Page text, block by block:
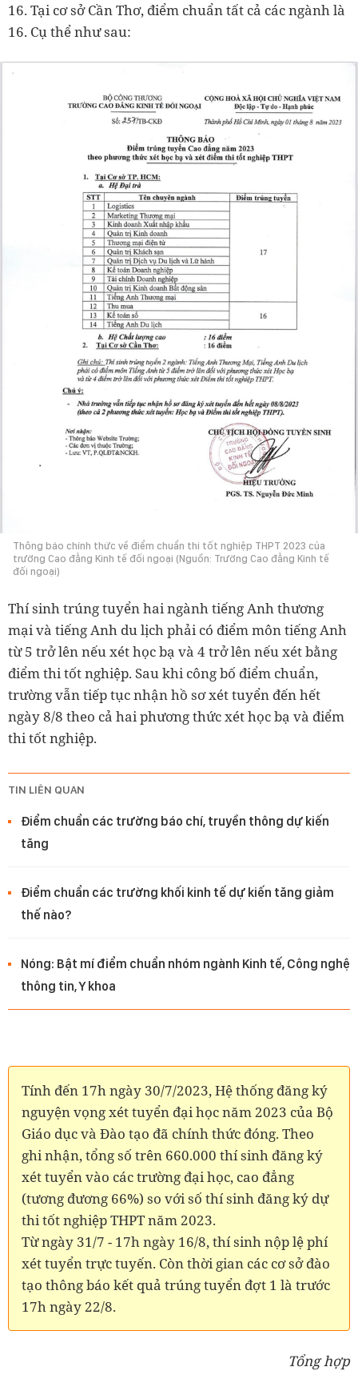
16. Tại cơ sở Cần Thơ, điểm chuẩn tất cả các ngành là
16. Cụ thể như sau:
Thông báo chính thức về điểm chuẩn thi tốt nghiệp THPT 2023 của
trường Cao đẳng Kinh tế đối ngoại (Nguồn: Trường Cao đẳng Kinh tế
đối ngoại)
Thí sinh trúng tuyển hai ngành tiếng Anh thương
mại và tiếng Anh du lịch phải có điểm môn tiếng Anh
từ 5 trở lên nếu xét học bạ và 4 trở lên nếu xét bằng
điểm thi tốt nghiệp. Sau khi công bố điểm chuẩn,
trường vẫn tiếp tục nhận hồ sơ xét tuyển đến hết
ngày 8/8 theo cả hai phương thức xét học bạ và điểm
thi tốt nghiệp.
TIN LIÊN QUAN
Điểm chuẩn các trường báo chí, truyền thông dự kiến
tăng
Điểm chuẩn các trường khối kinh tế dự kiến tăng giảm
thế nào?
Nóng: Bật mí điểm chuẩn nhóm ngành Kinh tế, Công nghệ
thông tin, Y khoa
Tính đến 17h ngày 30/7/2023, Hệ thống đăng ký
nguyện vọng xét tuyển đại học năm 2023 của Bộ
Giáo dục và Đào tạo đã chính thức đóng. Theo
ghi nhận, tổng số trên 660.000 thí sinh đăng ký
xét tuyển vào các trường đại học, cao đẳng
(tương đương 66%) so với số thí sinh đăng ký dự
thi tốt nghiệp THPT năm 2023.
Từ ngày 31/7 - 17h ngày 16/8, thí sinh nộp lệ phí
xét tuyển trực tuyến. Còn thời gian các cơ sở đào
tạo thông báo kết quả trúng tuyển đợt 1 là trước
17h ngày 22/8.
Tổng hợp